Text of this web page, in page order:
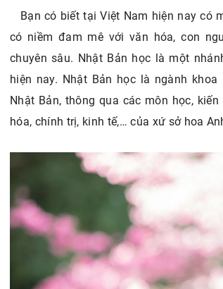
Bạn có biết tại Việt Nam hiện nay có
có niềm đam mê với văn hóa, con
chuyên sâu. Nhật Bản học là một
hiện nay. Nhật Bản học là ngành
Nhật Bản, thông qua các môn học,
hóa, chính trị, kinh tế,… của xứ sở hoa